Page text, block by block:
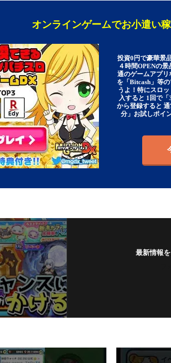
オンラインゲームでお小遣い稼
投資0円で豪華景
４時間OPENの
通のゲームアプ
を「Bitcash」等
うよ！特にスロ
入すると 1回で
から登録すると
分」お試しポイ
最新情報